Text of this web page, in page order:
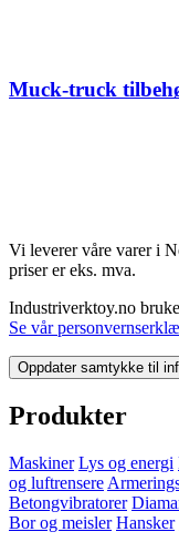
Muck-truck
Vi leverer våre varer i
priser er eks. mva.
Industriverktoy.no
Se vår
Oppdater samtykke til
Produkter
Maskiner Lys og energi
og luftrensere
Betongvibratorer
Bor og meisler Hansker